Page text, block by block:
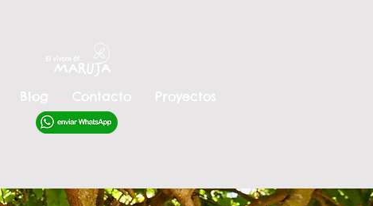
Blog Contacto Proyectos